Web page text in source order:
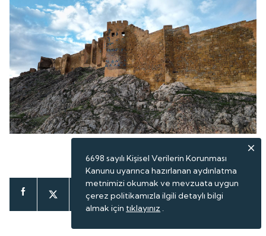
ABONE OL
6698 sayılı Kişisel Verilerin Korunması
Kanunu uyarınca hazırlanan aydınlatma
metnimizi okumak ve mevzuata uygun
çerez politikamızla ilgili detaylı bilgi
almak için tıklayınız .